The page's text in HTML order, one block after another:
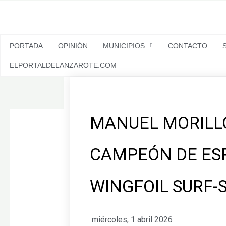
PORTADA OPINIÓN MUNICIPIOS CONTACTO
ELPORTALDELANZAROTE.COM
MANUEL
CAMPEÓN DE
WINGFOIL SURF-
miércoles, 1 abril 2026